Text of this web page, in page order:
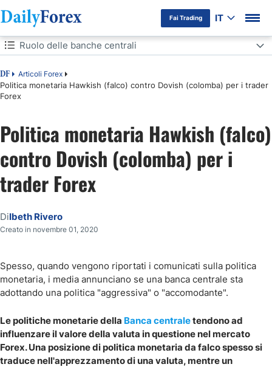
Fai Trading IT
Indice
DF Articoli Forex
Politica monetaria Hawkish (falco) contro Dovish (colomba) per i trader
Forex
Ruolo delle banche centrali
Ruolo delle banche centrali
Cosa sono "Hawkish" e "Dovish"?
Indicazioni Prospettiche (forward guidance)
Hawkish vs Dovish: Argomento di studio
Conclusione
Domande frequenti
Politica monetaria Hawkish (falco)
contro Dovish (colomba) per i
trader Forex
DiIbeth Rivero
Creato in novembre 01, 2020
Spesso, quando vengono riportati i comunicati sulla politica
monetaria, i media annunciano se una banca centrale sta
adottando una politica "aggressiva" o "accomodante".
Le politiche monetarie della Banca centraletendono ad
influenzare il valore della valuta in questione nel mercato
Forex. Una posizione di politica monetaria da falco spesso si
traduce nell'apprezzamento di una valuta, mentre un